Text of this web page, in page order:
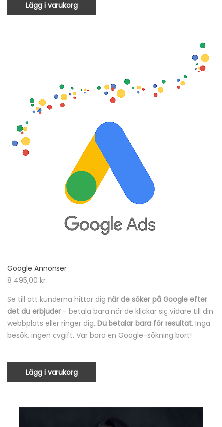
Lägg i varukorg
Google Annonser
8 495,00 kr
Se till att kunderna hittar dig när de söker på Google efter
det du erbjuder - betala bara när de klickar sig vidare till din
webbplats eller ringer dig. Du betalar bara för resultat. Inga
besök, ingen avgift. Var bara en Google-sökning bort!
Lägg i varukorg